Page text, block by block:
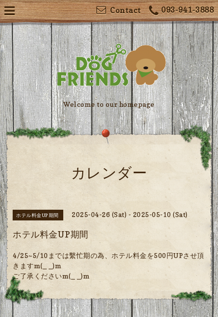
093-941-3888
Contact
Welcome to our homepage
カレンダー
ホテル料金UP期間 2025-04-26 (Sat) - 2025-05-10 (Sat)
ホテル料金UP期間
4/25~5/10までは繫忙期の為、ホテル料金を500円UPさせ頂
きますm(_ _)m
ご了承くださいm(_ _)m